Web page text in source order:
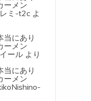
メン
ミ-t2cよ
当にあり
メン
ールより
当にあり
メン